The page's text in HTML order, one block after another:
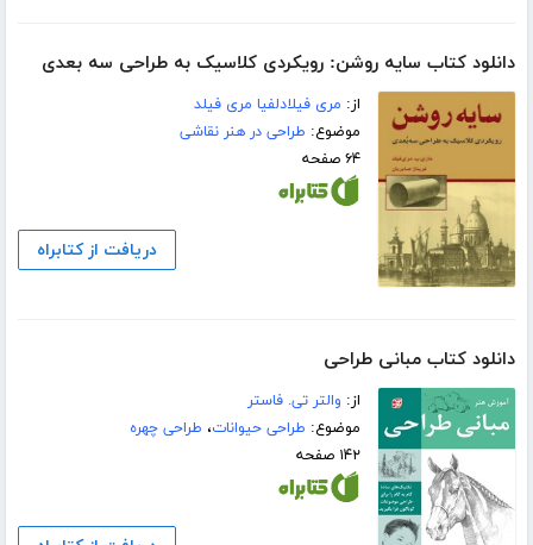
دانلود کتاب سایه روشن: رویکردی کلاسیک به طراحی سه بعدی
از: مری فیلادلفیا مری فیلد
موضوع: طراحی در هنر نقاشی
۶۴ صفحه
دریافت از کتابراه
دانلود کتاب مبانی طراحی
از: والتر تی. فاستر
موضوع: طراحی حیوانات، طراحی چهره
۱۴۲ صفحه